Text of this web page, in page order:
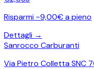
Risparmi ~9,00€ a pieno
Dettagli →
Sanrocco Carburanti
Via Pietro Colletta SNC